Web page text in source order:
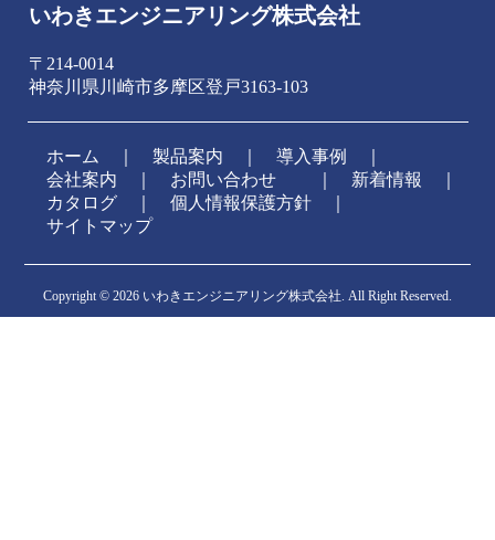
いわきエンジニアリング株式会社
〒214-0014
神奈川県川崎市多摩区登戸3163-103
ホーム 製品案内 導入事例
会社案内
お問い合わせ 新着情報
カタログ
個人情報保護方針
サイトマップ
Copyright © 2026 いわきエンジニアリング株式会社. All Right Reserved.